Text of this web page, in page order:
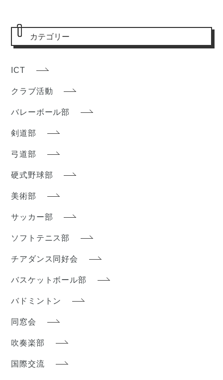
カテゴリー
ICT
クラブ活動
バレーボール部
剣道部
弓道部
硬式野球部
美術部
サッカー部
ソフトテニス部
チアダンス同好会
バスケットボール部
バドミントン
同窓会
吹奏楽部
国際交流